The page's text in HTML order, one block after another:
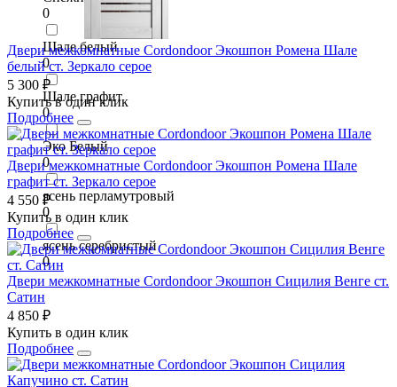
0
Шале белый
0
Шале графит
0
Эко Белый
0
ясень перламутровый
0
ясень серебристый
0
Двери межкомнатные Cordondoor Экошпон Ромена Шале
белый ст. Зеркало серое
5 300 ₽
Купить в один клик
Подробнее
Двери межкомнатные Cordondoor Экошпон Ромена Шале
графит ст. Зеркало серое
4 550 ₽
Купить в один клик
Подробнее
Двери межкомнатные Cordondoor Экошпон Сицилия Венге ст.
Сатин
4 850 ₽
Купить в один клик
Подробнее